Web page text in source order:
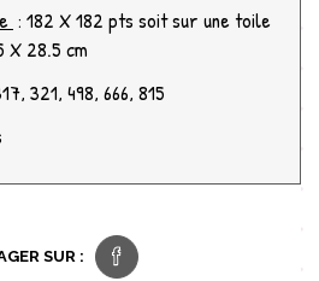
: 182 X 182 pts soit sur une toile
X 28.5 cm
321, 498, 666, 815
SUR :